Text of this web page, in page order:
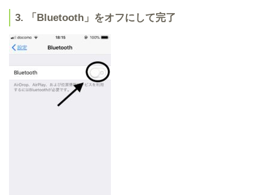
3. 「Bluetooth」をオフにして完了